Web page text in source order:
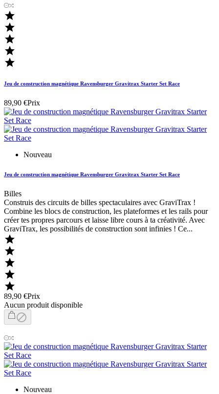





Jeu de construction magnétique Ravensburger Gravitrax Starter Set Race
89,90 €Prix
Nouveau
Jeu de construction magnétique Ravensburger Gravitrax Starter Set Race
Billes
Construis des circuits de billes spectaculaires avec GraviTrax !
Combine les blocs de construction, les plateformes et les rails pour
créer tes propres parcours et laisse libre cours à ta créativité. Avec
GraviTrax, les possibilités de construction sont infinies ! Ce...





89,90 €Prix
Aucun produit disponible

Nouveau